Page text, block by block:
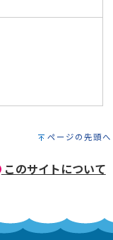
ページの先頭へ
このサイトについて